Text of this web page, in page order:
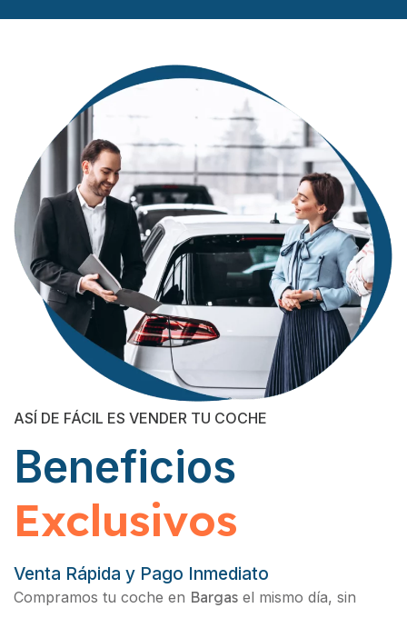
ASÍ DE FÁCIL ES VENDER TU COCHE
Beneficios
Exclusivos
Venta Rápida y Pago Inmediato
Compramos tu coche en Bargas el mismo día, sin